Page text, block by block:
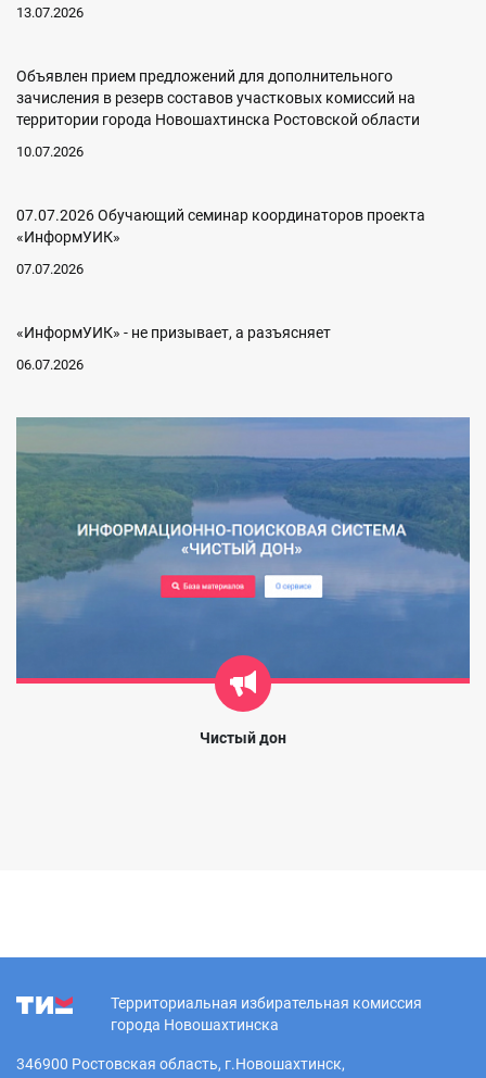
13.07.2026
Объявлен прием предложений для дополнительного
зачисления в резерв составов участковых комиссий на
территории города Новошахтинска Ростовской области
10.07.2026
07.07.2026 Обучающий семинар координаторов проекта
«ИнформУИК»
07.07.2026
«ИнформУИК» - не призывает, а разъясняет
06.07.2026
Чистый дон
Территориальная избирательная комиссия
города Новошахтинска
346900 Ростовская область, г.Новошахтинск,